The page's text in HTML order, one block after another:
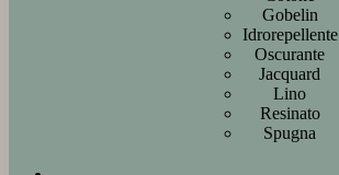
Gobelin
Idrorepellente
Oscurante
Jacquard
Lino
Resinato
Spugna